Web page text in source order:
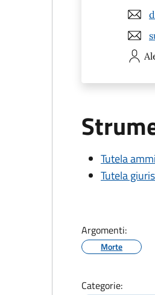
Tutela
Tutela
Argomenti:
Morte
Categorie: